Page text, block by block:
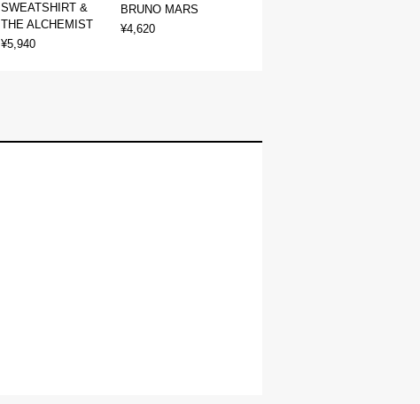
SWEATSHIRT &
THE ALCHEMIST
¥5,940
BRUNO MARS
¥4,620